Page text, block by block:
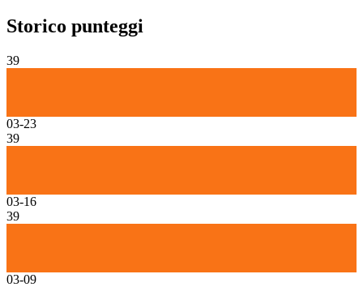
Storico punteggi
39
03-23
39
03-16
39
03-09